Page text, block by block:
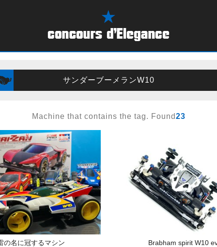
サンダーブーメランW10
Machine that contains the tag. Found23
の名に冠するマシン Brabham spirit W10